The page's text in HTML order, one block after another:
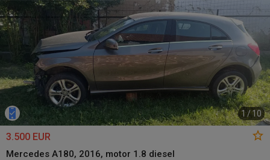
1/ 10
3.500 EUR
Mercedes A180, 2016, motor 1.8 diesel